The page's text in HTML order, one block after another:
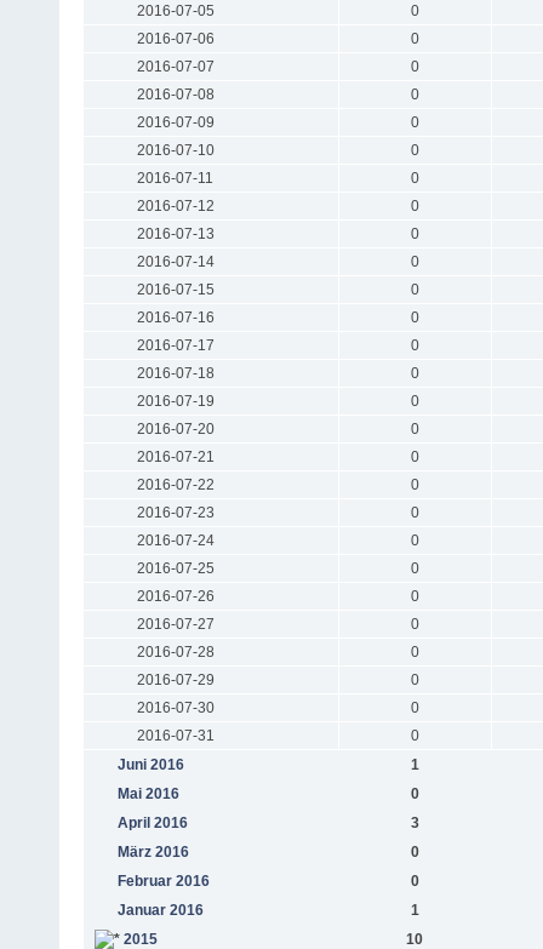
2016-07-05
0
2016-07-06
0
2016-07-07
0
2016-07-08
0
2016-07-09
0
2016-07-10
0
2016-07-11
0
2016-07-12
0
2016-07-13
0
2016-07-14
0
2016-07-15
0
2016-07-16
0
2016-07-17
0
2016-07-18
0
2016-07-19
0
2016-07-20
0
2016-07-21
0
2016-07-22
0
2016-07-23
0
2016-07-24
0
2016-07-25
0
2016-07-26
0
2016-07-27
0
2016-07-28
0
2016-07-29
0
2016-07-30
0
2016-07-31
0
Juni 2016
1
Mai 2016
0
April 2016
3
März 2016
0
Februar 2016
0
Januar 2016
1
2015
10